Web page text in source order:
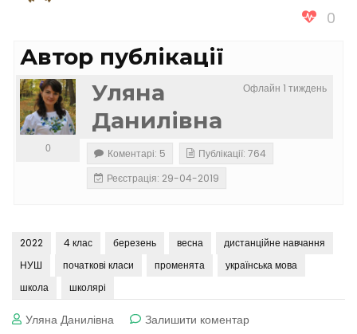
0
Автор публікації
Офлайн 1 тиждень
Уляна
Данилівна
0 Коментарі: 5
Публікації: 764
Реєстрація: 29-04-2019
2022 4 клас березень весна
дистанційне навчання
НУШ
початкові класи променята
українська мова
школа
школярі
Уляна Данилівна Залишити коментардо